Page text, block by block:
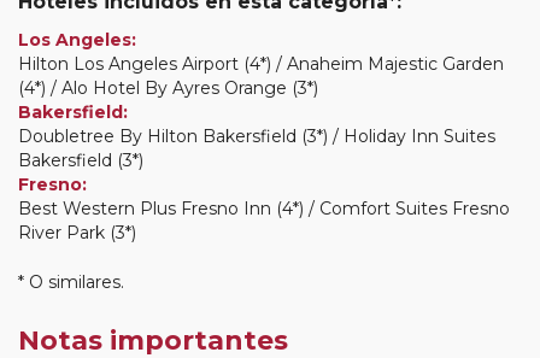
Los Angeles:
Hilton Los Angeles Airport (4*) / Anaheim Majestic Garden
(4*) / Alo Hotel By Ayres Orange (3*)
Bakersfield:
Doubletree By Hilton Bakersfield (3*) / Holiday Inn Suites
Bakersfield (3*)
Fresno:
Best Western Plus Fresno Inn (4*) / Comfort Suites Fresno
River Park (3*)
* O similares.
Notas importantes